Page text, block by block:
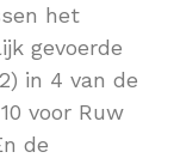
het
gevoerde
in 4 van de
voor Ruw
de